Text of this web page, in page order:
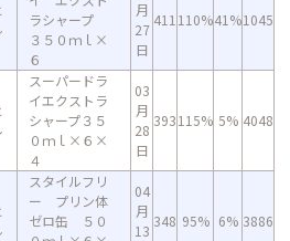
ラシャープ
３５０ｍｌ×
６
月
27
日
411 110%41%1045
スーパードラ
イエクストラ
シャープ３５
０ｍｌ×６×
４
03
月
28
日
393115% 5% 4048
スタイルフリ
ー プリン体
ゼロ缶 ５０
04
月
13
348 95% 6% 3886